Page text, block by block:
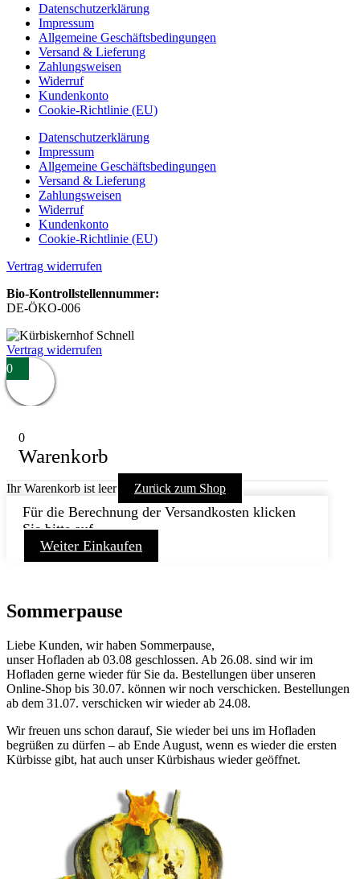
Datenschutzerklärung
Impressum
Allgemeine Geschäftsbedingungen
Versand & Lieferung
Zahlungsweisen
Widerruf
Kundenkonto
Cookie-Richtlinie (EU)
Datenschutzerklärung
Impressum
Allgemeine Geschäftsbedingungen
Versand & Lieferung
Zahlungsweisen
Widerruf
Kundenkonto
Cookie-Richtlinie (EU)
Vertrag widerrufen
Bio-Kontrollstellennummer:
DE-ÖKO-006
Vertrag widerrufen
0
0
Warenkorb
Ihr Warenkorb ist leer Zurück zum Shop
Für die Berechnung der Versandkosten klicken
Sie bitte auf
Weiter Einkaufen
Sommerpause
Liebe Kunden, wir haben Sommerpause,
unser Hofladen ab 03.08 geschlossen. Ab 26.08. sind wir im
Hofladen gerne wieder für Sie da. Bestellungen über unseren
Online-Shop bis 30.07. können wir noch verschicken. Bestellungen
ab dem 31.07. verschicken wir wieder ab 24.08.
Wir freuen uns schon darauf, Sie wieder bei uns im Hofladen
begrüßen zu dürfen – ab Ende August, wenn es wieder die ersten
Kürbisse gibt, hat auch unser Kürbishaus wieder geöffnet.